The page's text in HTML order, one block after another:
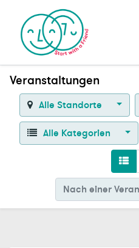
Veranstaltungen
Alle Standorte
Alle Kategorien